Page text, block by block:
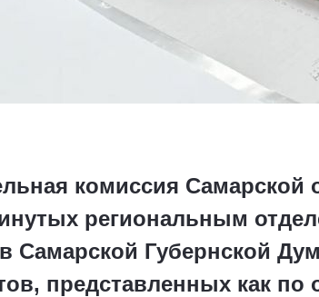
комиссия Самарской
региональным
Самарской Губернской
представленных как